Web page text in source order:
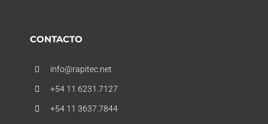
CONTACTO
info@rapitec.net
+54 11 6231.7127
+54 11 3637.7844